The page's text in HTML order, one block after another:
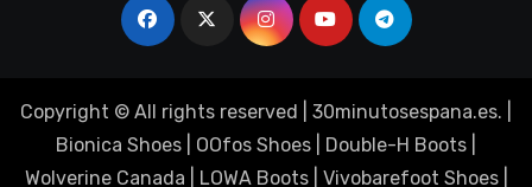
Copyright © All rights reserved 30minutosespana.es. |
Bionica Shoes
OOfos Shoes Double-H Boots
Wolverine Canada
LOWA Boots| Vivobarefoot Shoes|